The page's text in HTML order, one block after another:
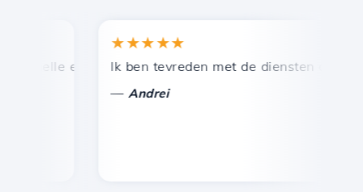
en efficiënte technische ondersteuning.
★★★★★
Ik ben tevreden met de diensten die door
Andrei